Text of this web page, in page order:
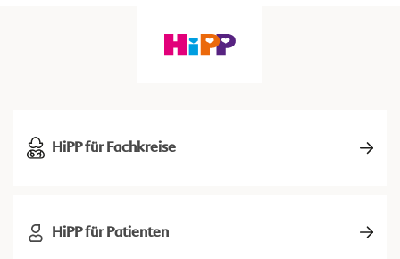
HiPP für Fachkreise
HiPP für Patienten